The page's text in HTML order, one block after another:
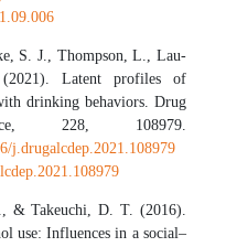
S. J., Thompson, L., Lau-
Latent profiles of
drinking behaviors. Drug
228, 108979.
j.drugalcdep.2021.108979
& Takeuchi, D. T. (2016).
use: Influences in a social–